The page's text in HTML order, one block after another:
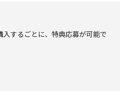
入するごとに、特典応募が可能で